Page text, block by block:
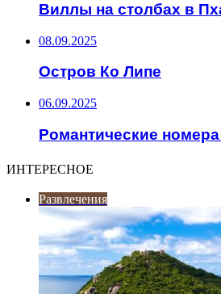
Виллы на столбах в
08.09.2025
Остров Ко Липе
06.09.2025
Романтические
ИНТЕРЕСНОЕ
Развлечения